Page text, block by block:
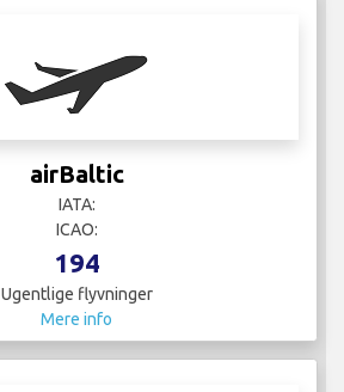
airBaltic
IATA:
ICAO:
194
Ugentlige flyvninger
Mere info